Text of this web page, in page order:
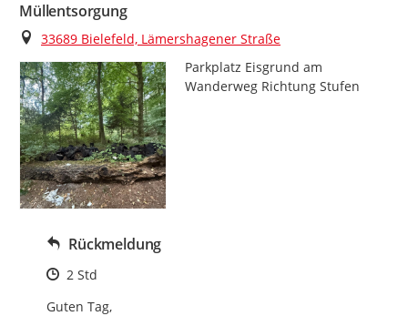
Müllentsorgung
Ort
33689 Bielefeld, Lämershagener Straße
Parkplatz Eisgrund am
Wanderweg Richtung Stufen
Rückmeldung
Zeitpunkt des Erstellens
2 Std
Guten Tag,